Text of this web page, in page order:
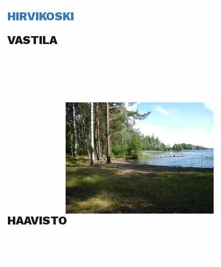
HIRVIKOSKI
VASTILA
HAAVISTO